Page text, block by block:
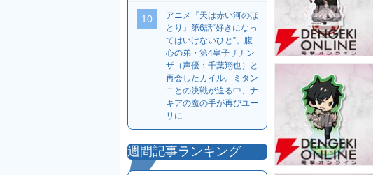
10
アニメ『天は赤い河のほ
とり』第6話“好きになっ
てはいけないひと”。腹
心の弟・第4皇子ザナン
ザ（声優：千葉翔也）と
再会したカイル。ミタン
ニとの決戦が迫る中、ナ
キアの魔の手が再びユー
リに──
週間記事ランキング